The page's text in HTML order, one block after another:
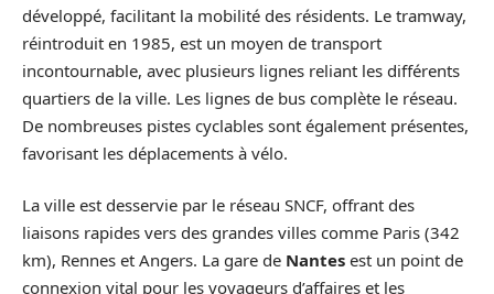
développé, facilitant la mobilité des résidents. Le tramway,
réintroduit en 1985, est un moyen de transport
incontournable, avec plusieurs lignes reliant les différents
quartiers de la ville. Les lignes de bus complète le réseau.
De nombreuses pistes cyclables sont également présentes,
favorisant les déplacements à vélo.
La ville est desservie par le réseau SNCF, offrant des
liaisons rapides vers des grandes villes comme Paris (342
km), Rennes et Angers. La gare de Nantes est un point de
connexion vital pour les voyageurs d’affaires et les